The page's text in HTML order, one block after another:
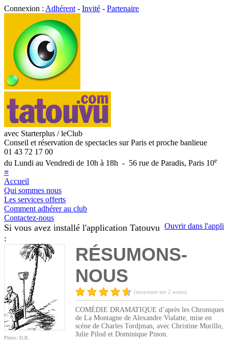
Connexion : Adhérent - Invité - Partenaire
avec Starterplus / leClub
Conseil et réservation de spectacles sur Paris et proche banlieue
01 43 72 17 00
du Lundi au Vendredi de 10h à 18h - 56 rue de Paradis, Paris 10e
≡
Accueil
Qui sommes nous
Les services offerts
Comment adhérer au club
Contactez-nous
Ouvrir dans l'appli
Si vous avez installé l'application Tatouvu
:
Photo: D.R.
RÉSUMONS-
NOUS
(moyenne sur 2 notes)
COMÉDIE DRAMATIQUE d’après les Chroniques
de La Montagne de Alexandre Vialatte, mise en
scène de Charles Tordjman, avec Christine Murillo,
Julie Pilod et Dominique Pinon.